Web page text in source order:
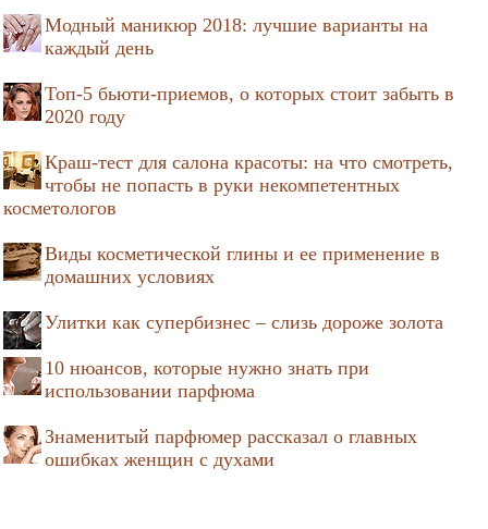
Модный маникюр 2018: лучшие варианты на
каждый день
Топ-5 бьюти-приемов, о которых стоит забыть в
2020 году
Краш-тест для салона красоты: на что смотреть,
чтобы не попасть в руки некомпетентных
косметологов
Виды косметической глины и ее применение в
домашних условиях
Улитки как супербизнес – слизь дороже золота
10 нюансов, которые нужно знать при
использовании парфюма
Знаменитый парфюмер рассказал о главных
ошибках женщин с духами